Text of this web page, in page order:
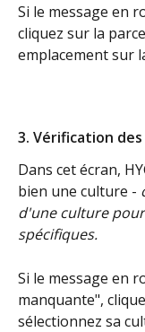
Si le message en
cliquez sur la
emplacement sur
3. Vérification
Dans cet écran,
bien une culture -
d'une culture
spécifiques.
Si le message en
manquante",
sélectionnez sa